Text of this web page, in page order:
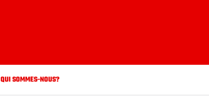
QUI SOMMES-NOUS?